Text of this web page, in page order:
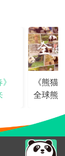
《熊猫
全球熊